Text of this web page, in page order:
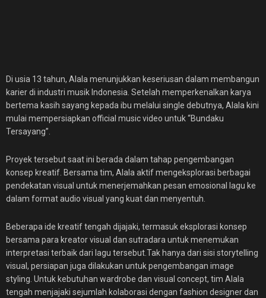
Di usia 13 tahun, Alala menunjukkan keseriusan dalam membangun
karier di industri musik Indonesia. Setelah memperkenalkan karya
bertema kasih sayang kepada ibu melalui single debutnya, Alala kini
mulai mempersiapkan official music video untuk “Bundaku
Tersayang”.
Proyek tersebut saat ini berada dalam tahap pengembangan
konsep kreatif. Bersama tim, Alala aktif mengeksplorasi berbagai
pendekatan visual untuk menerjemahkan pesan emosional lagu ke
dalam format audio visual yang kuat dan menyentuh.
Beberapa ide kreatif tengah dijajaki, termasuk eksplorasi konsep
bersama para kreator visual dan sutradara untuk menemukan
interpretasi terbaik dari lagu tersebut.Tak hanya dari sisi storytelling
visual, persiapan juga dilakukan untuk pengembangan image
styling. Untuk kebutuhan wardrobe dan visual concept, tim Alala
tengah menjajaki sejumlah kolaborasi dengan fashion designer dan